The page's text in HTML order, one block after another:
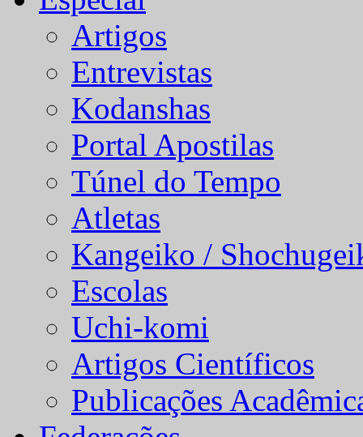
Artigos
Entrevistas
Kodanshas
Portal Apostilas
Túnel do Tempo
Atletas
Kangeiko /
Escolas
Uchi-komi
Artigos Científicos
Publicações